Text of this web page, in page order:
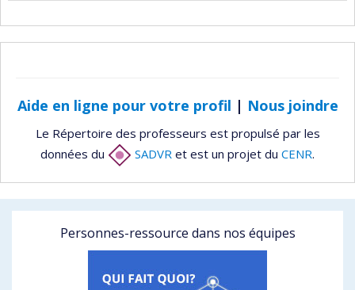
Aide en ligne pour votre profil | Nous joindre
Le Répertoire des professeurs est propulsé par les
données du
SADVR et est un projet du CENR.
Personnes-ressource dans nos équipes